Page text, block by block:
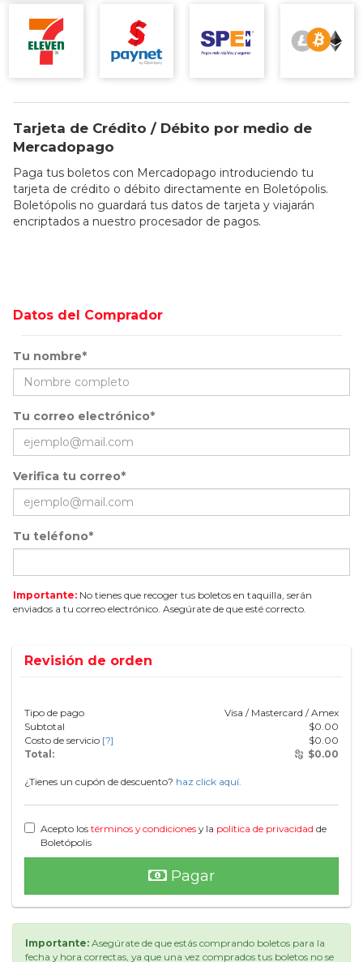
Tarjeta de Crédito / Débito por medio de
Mercadopago
Paga tus boletos con Mercadopago introduciendo tu
tarjeta de crédito o débito directamente en Boletópolis.
Boletópolis no guardará tus datos de tarjeta y viajarán
encriptados a nuestro procesador de pagos.
Datos del Comprador
Tu nombre*
Tu correo electrónico*
Verifica tu correo*
Tu teléfono*
Importante: No tienes que recoger tus boletos en taquilla, serán
enviados a tu correo electrónico. Asegúrate de que esté correcto.
Revisión de orden
Tipo de pago
Visa / Mastercard / Amex
Subtotal
$0.00
Costo de servicio [?] $0.00
Total:
$0.00
¿Tienes un cupón de descuento? haz click aquí.
Acepto los términos y condiciones y la política de privacidad de
Boletópolis
Pagar
Importante: Asegúrate de que estás comprando boletos para la
fecha y hora correctas, ya que una vez comprados tus boletos no se